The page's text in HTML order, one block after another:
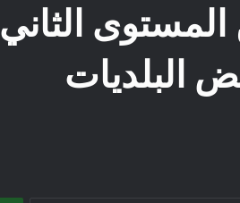
الثاني
البلديات